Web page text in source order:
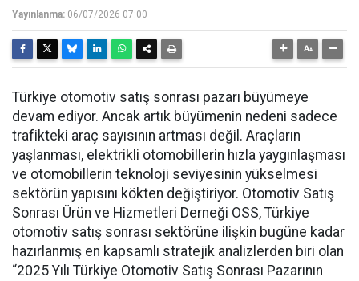
Yayınlanma: 06/07/2026 07:00
Türkiye otomotiv satış sonrası pazarı büyümeye
devam ediyor. Ancak artık büyümenin nedeni sadece
trafikteki araç sayısının artması değil. Araçların
yaşlanması, elektrikli otomobillerin hızla yaygınlaşması
ve otomobillerin teknoloji seviyesinin yükselmesi
sektörün yapısını kökten değiştiriyor. Otomotiv Satış
Sonrası Ürün ve Hizmetleri Derneği OSS, Türkiye
otomotiv satış sonrası sektörüne ilişkin bugüne kadar
hazırlanmış en kapsamlı stratejik analizlerden biri olan
“2025 Yılı Türkiye Otomotiv Satış Sonrası Pazarının